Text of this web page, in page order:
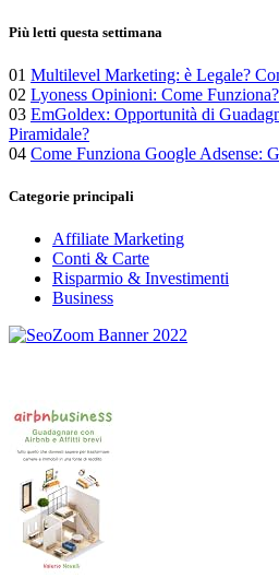
Più letti questa settimana
01 Multilevel Marketing: è Legale?
02 Lyoness Opinioni: Come Funziona?
03 EmGoldex: Opportunità di
Piramidale?
04 Come Funziona Google Adsense:
Categorie principali
Affiliate Marketing
Conti & Carte
Risparmio & Investimenti
Business